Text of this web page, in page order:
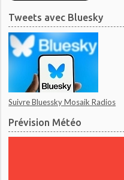
Tweets avec Bluesky
Suivre Bluessky Mosaik Radios
Prévision Météo